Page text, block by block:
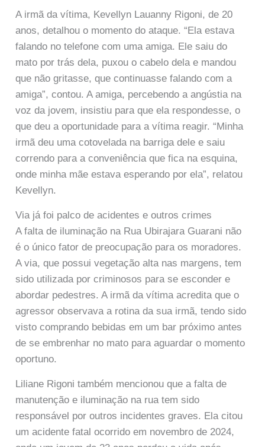
A irmã da vítima, Kevellyn Lauanny Rigoni, de 20
anos, detalhou o momento do ataque. “Ela estava
falando no telefone com uma amiga. Ele saiu do
mato por trás dela, puxou o cabelo dela e mandou
que não gritasse, que continuasse falando com a
amiga”, contou. A amiga, percebendo a angústia na
voz da jovem, insistiu para que ela respondesse, o
que deu a oportunidade para a vítima reagir. “Minha
irmã deu uma cotovelada na barriga dele e saiu
correndo para a conveniência que fica na esquina,
onde minha mãe estava esperando por ela”, relatou
Kevellyn.
Via já foi palco de acidentes e outros crimes
A falta de iluminação na Rua Ubirajara Guarani não
é o único fator de preocupação para os moradores.
A via, que possui vegetação alta nas margens, tem
sido utilizada por criminosos para se esconder e
abordar pedestres. A irmã da vítima acredita que o
agressor observava a rotina da sua irmã, tendo sido
visto comprando bebidas em um bar próximo antes
de se embrenhar no mato para aguardar o momento
oportuno.
Liliane Rigoni também mencionou que a falta de
manutenção e iluminação na rua tem sido
responsável por outros incidentes graves. Ela citou
um acidente fatal ocorrido em novembro de 2024,